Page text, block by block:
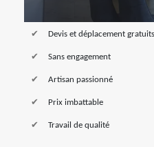
Devis et déplacement gratuits
Sans engagement
Artisan passionné
Prix imbattable
Travail de qualité